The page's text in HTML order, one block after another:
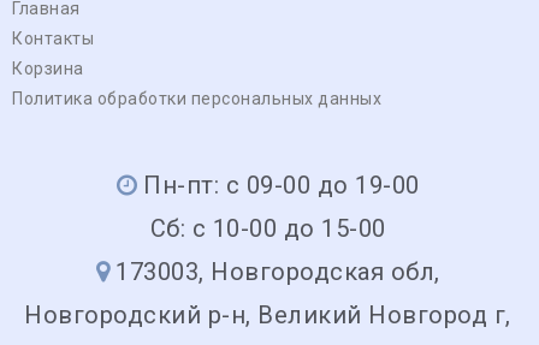
Главная
Контакты
Корзина
Политика обработки персональных данных
Пн-пт: с 09-00 до 19-00
Сб: с 10-00 до 15-00
173003, Новгородская обл,
Новгородский р-н, Великий Новгород г,